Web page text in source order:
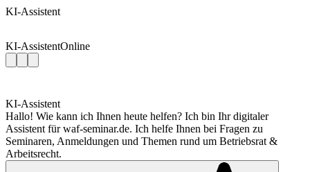
KI-Assistent
KI-AssistentOnline
KI-Assistent
Hallo! Wie kann ich Ihnen heute helfen? Ich bin Ihr digitaler
Assistent für waf-seminar.de. Ich helfe Ihnen bei Fragen zu
Seminaren, Anmeldungen und Themen rund um Betriebsrat &
Arbeitsrecht.